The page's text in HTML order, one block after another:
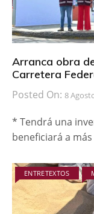
Arranca obra
Carretera
Posted On: 8
* Tendrá una
beneficiará a
ENTRETEXTOS